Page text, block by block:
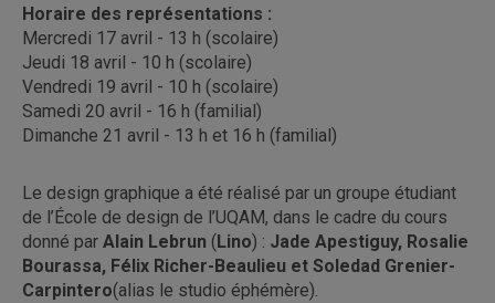
Horaire des représentations :
Mercredi 17 avril - 13 h (scolaire)
Jeudi 18 avril - 10 h (scolaire)
Vendredi 19 avril - 10 h (scolaire)
Samedi 20 avril - 16 h (familial)
Dimanche 21 avril - 13 h et 16 h (familial)
Le design graphique a été réalisé par un groupe étudiant
de l’École de design de l’UQAM, dans le cadre du cours
donné par Alain Lebrun (Lino) : Jade Apestiguy, Rosalie
Bourassa, Félix Richer-Beaulieu et Soledad Grenier-
Carpintero(alias le studio éphémère).